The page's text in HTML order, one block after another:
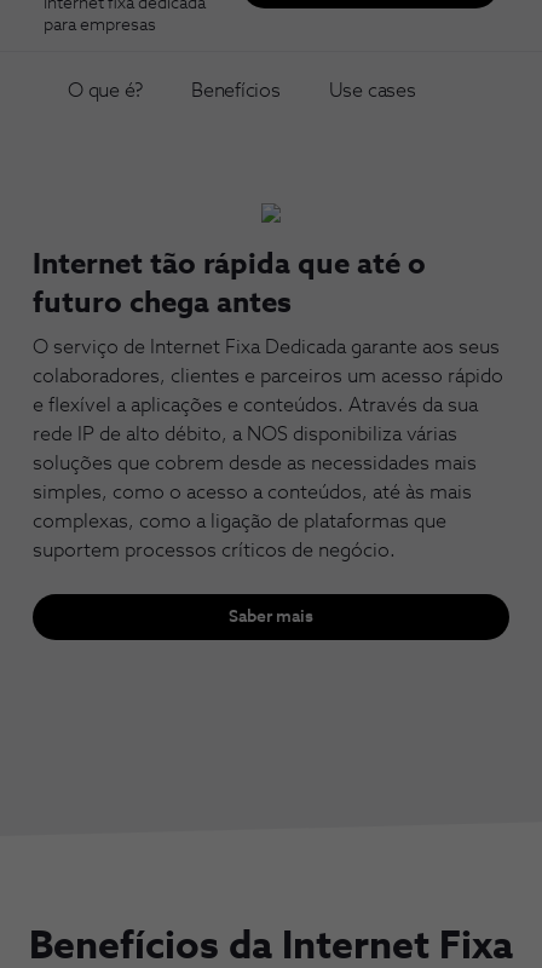
Internet fixa dedicada
para empresas
O que é? Benefícios Use cases
Internet tão rápida que até o
futuro chega antes
O serviço de Internet Fixa Dedicada garante aos seus
colaboradores, clientes e parceiros um acesso rápido
e flexível a aplicações e conteúdos. Através da sua
rede IP de alto débito, a NOS disponibiliza várias
soluções que cobrem desde as necessidades mais
simples, como o acesso a conteúdos, até às mais
complexas, como a ligação de plataformas que
suportem processos críticos de negócio.
Saber mais
Benefícios da Internet Fixa